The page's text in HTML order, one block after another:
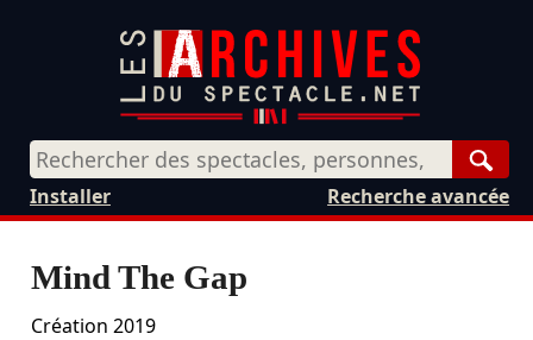
Recherche avancée
Installer
Mind The Gap
Création 2019